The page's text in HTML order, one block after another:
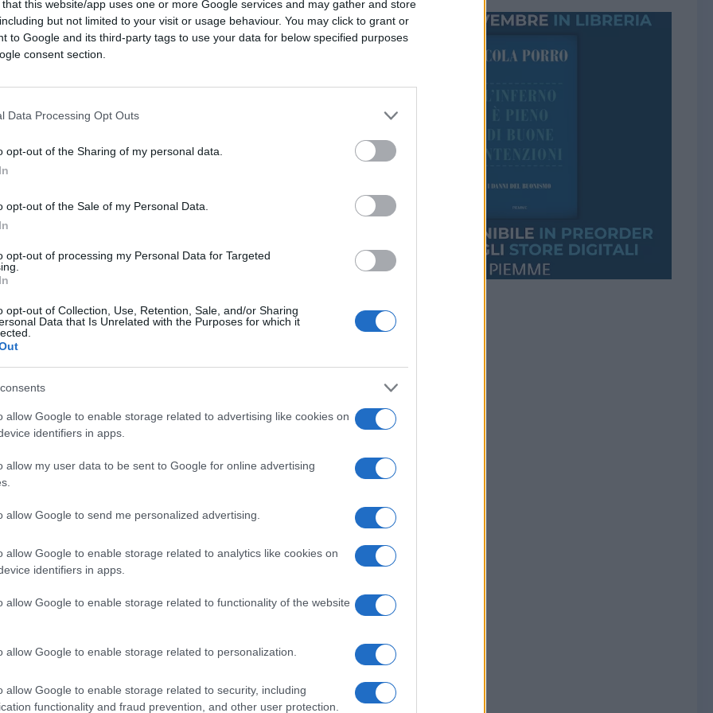
that this website/app uses one or more Google services and may gather and store
but not limited to your visit or usage behaviour. You may click to grant or
to Google and its third-party tags to use your data for below specified purposes
consent section.
Data Processing Opt Outs
opt-out of the Sharing of my personal data.
opt-out of the Sale of my Personal Data.
opt-out of processing my Personal Data for Targeted
opt-out of Collection, Use, Retention, Sale, and/or Sharing
Data that Is Unrelated with the Purposes for which it
allow Google to enable storage related to advertising like cookies on
identifiers in apps.
allow my user data to be sent to Google for online advertising
allow Google to send me personalized advertising.
allow Google to enable storage related to analytics like cookies on
identifiers in apps.
allow Google to enable storage related to functionality of the website
allow Google to enable storage related to personalization.
allow Google to enable storage related to security, including
functionality and fraud prevention, and other user protection.
uno solo, la data: è il
30 gennaio del
completamente fuori strada? Tutti
prendere una decisione in base a
su dettagli minuscoli ma importanti?
partecipando al collocamento di
è fortemente indebitata,
che è visto in recupero l’anno
è all’ultimo livelloinvestment gradeed è
mesi; ogni tanto ci sono voci di
i creditori; l’obbligazione dura 5 anni e
alla ﬁne”.